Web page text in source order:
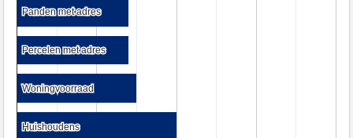
Panden met adres
Panden met adres
Percelen met adres
Percelen met adres
Woningvoorraad
Woningvoorraad
Huishoudens
Huishoudens